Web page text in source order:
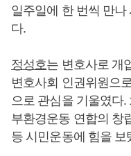
일주일에 한 번씩 만
다.
정성호는 변호사로 개
변호사회 인권위원으
으로 관심을 기울였다
부환경운동 연합의 창
등 시민운동에 힘을 보